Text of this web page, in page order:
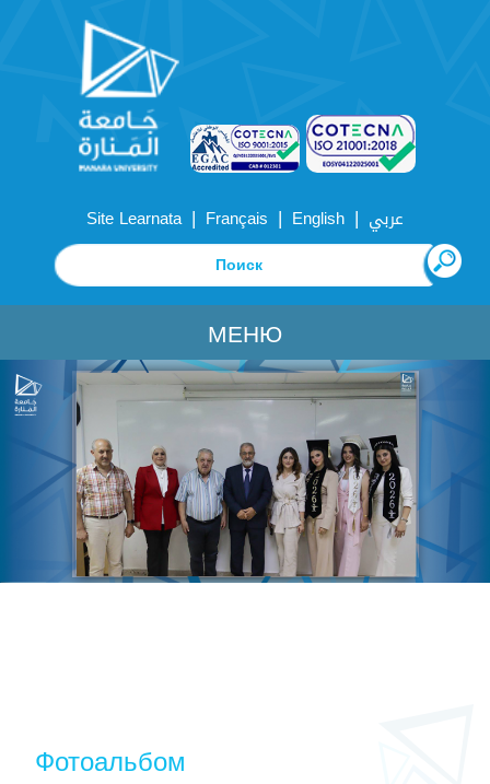
Site Learnata | Français | English | عربي
МЕНЮ
Фотоальбом